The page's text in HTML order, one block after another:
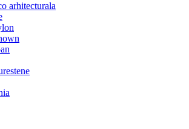
arhitecturala